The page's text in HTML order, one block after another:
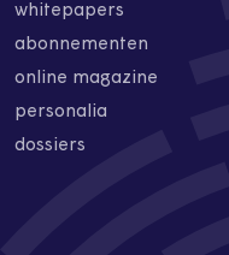
whitepapers
abonnementen
online magazine
personalia
dossiers